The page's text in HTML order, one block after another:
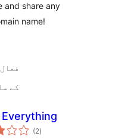
and share any
name!
100+
7.0.3
(2مجموعی
درجہ
)